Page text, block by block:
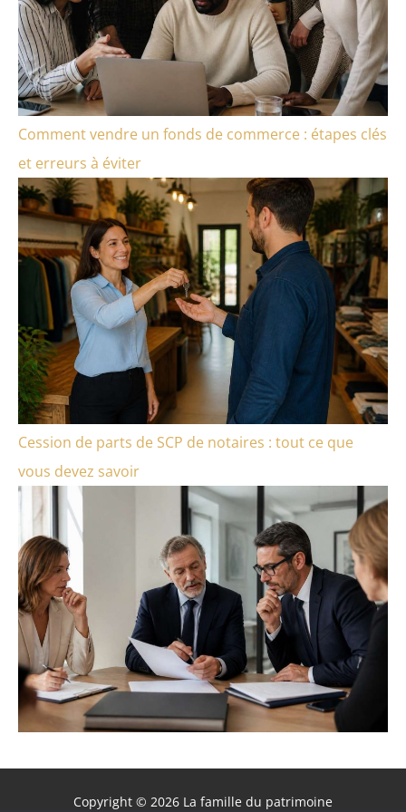
Comment vendre un fonds de commerce : étapes clés
et erreurs à éviter
Cession de parts de SCP de notaires : tout ce que
vous devez savoir
Copyright © 2026 La famille du patrimoine